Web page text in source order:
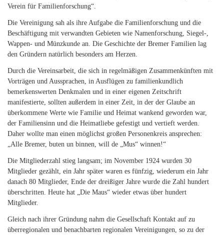
Verein für Familienforschung“.
Die Vereinigung sah als ihre Aufgabe die Familienforschung und die
Beschäftigung mit verwandten Gebieten wie Namenforschung, Siegel-,
Wappen- und Münzkunde an. Die Geschichte der Bremer Familien lag
den Gründern natürlich besonders am Herzen.
Durch die Vereinsarbeit, die sich in regelmäßigen Zusammenkünften mit
Vorträgen und Aussprachen, in Ausflügen zu familienkundlich
bemerkenswerten Denkmalen und in einer eigenen Zeitschrift
manifestierte, sollten außerdem in einer Zeit, in der der Glaube an
überkommene Werte wie Familie und Heimat wankend geworden war,
der Familiensinn und die Heimatliebe gefestigt und vertieft werden.
Daher wollte man einen möglichst großen Personenkreis ansprechen:
„Alle Bremer, buten un binnen, will de „Mus“ winnen!“
Die Mitgliederzahl stieg langsam; im November 1924 wurden 30
Mitglieder gezählt, ein Jahr später waren es fünfzig, wiederum ein Jahr
danach 80 Mitglieder, Ende der dreißiger Jahre wurde die Zahl hundert
überschritten. Heute hat „Die Maus“ wieder etwas über hundert
Mitglieder.
Gleich nach ihrer Gründung nahm die Gesellschaft Kontakt auf zu
überregionalen und benachbarten regionalen Vereinigungen, so zu der